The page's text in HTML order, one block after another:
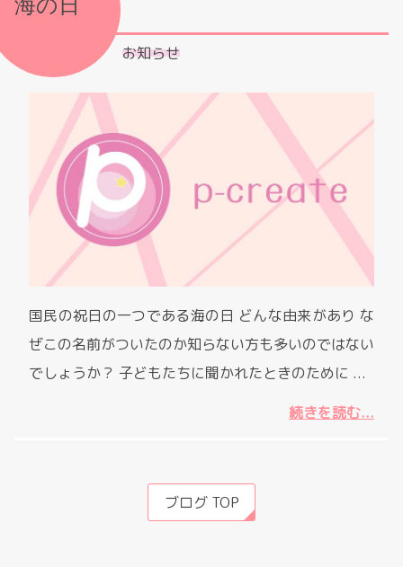
海の日
お知らせ
国民の祝日の一つである海の日 どんな由来があり な
ぜこの名前がついたのか知らない方も多いのではない
でしょうか？ 子どもたちに聞かれたときのために ...
続きを読む...
ブログ TOP